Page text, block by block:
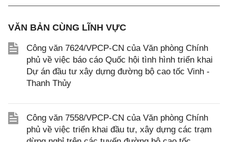
VĂN BẢN CÙNG LĨNH VỰC
Công văn 7624/VPCP-CN của Văn phòng Chính
phủ về việc báo cáo Quốc hội tình hình triển khai
Dự án đầu tư xây dựng đường bộ cao tốc Vinh -
Thanh Thủy
Công văn 7558/VPCP-CN của Văn phòng Chính
phủ về việc triển khai đầu tư, xây dựng các trạm